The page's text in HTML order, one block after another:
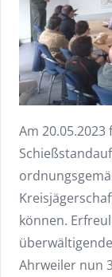
Am
können.
Ahrweiler nun